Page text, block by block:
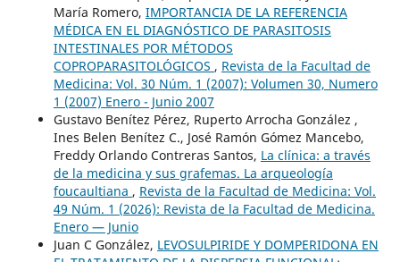
María Romero, IMPORTANCIA DE LA REFERENCIA
MÉDICA EN EL DIAGNÓSTICO DE PARASITOSIS
INTESTINALES POR MÉTODOS
COPROPARASITOLÓGICOS , Revista de la Facultad de
Medicina: Vol. 30 Núm. 1 (2007): Volumen 30, Numero
1 (2007) Enero - Junio 2007
Gustavo Benítez Pérez, Ruperto Arrocha González ,
Ines Belen Benítez C., José Ramón Gómez Mancebo,
Freddy Orlando Contreras Santos, La clínica: a través
de la medicina y sus grafemas. La arqueología
foucaultiana , Revista de la Facultad de Medicina: Vol.
49 Núm. 1 (2026): Revista de la Facultad de Medicina.
Enero — Junio
Juan C González, LEVOSULPIRIDE Y DOMPERIDONA EN